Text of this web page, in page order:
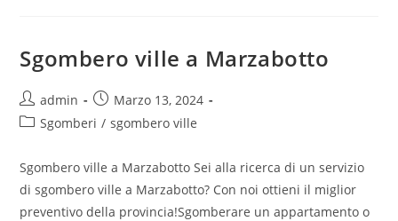
Sgombero ville a Marzabotto
admin
Marzo 13, 2024
Sgomberi / sgombero ville
Sgombero ville a Marzabotto Sei alla ricerca di un servizio
di sgombero ville a Marzabotto? Con noi ottieni il miglior
preventivo della provincia!Sgomberare un appartamento o